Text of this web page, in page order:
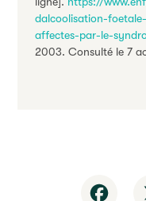
dalcoolisation-
affectes-par-le-
2003. Consulté le 7